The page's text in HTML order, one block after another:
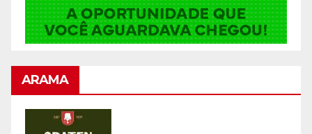
ARAMA